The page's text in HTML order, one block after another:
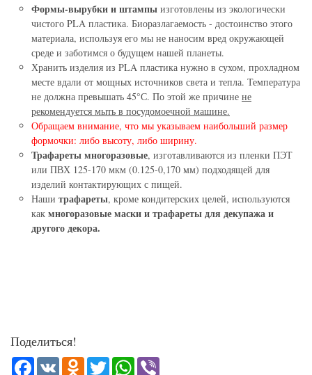
Формы-вырубки и штампы изготовлены из экологически
чистого PLA пластика. Биоразлагаемость - достоинство этого
материала, используя его мы не наносим вред окружающей
среде и заботимся о будущем нашей планеты.
Хранить изделия из PLA пластика нужно в сухом, прохладном
месте вдали от мощных источников света и тепла. Температура
не должна превышать 45°С. По этой же причине не
рекомендуется мыть в посудомоечной машине.
Обращаем внимание, что мы указываем наибольший размер
формочки: либо высоту, либо ширину.
Трафареты многоразовые, изготавливаются из пленки ПЭТ
или ПВХ 125-170 мкм (0.125-0,170 мм) подходящей для
изделий контактирующих с пищей.
Наши трафареты, кроме кондитерских целей, используются
как многоразовые маски и трафареты для декупажа и
другого декора.
Поделиться!
Facebook
VK Odnoklassniki
TwitterWhatsApp